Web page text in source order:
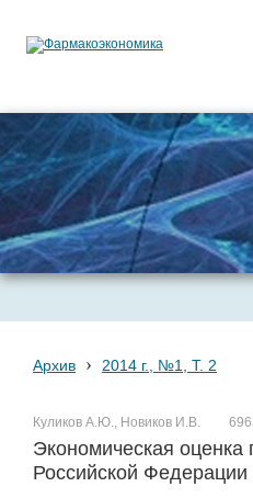
Архив › 2014 г., №1, Т. 2
Куликов А.Ю., Новиков И.В.
Экономическая
Российской Федерации